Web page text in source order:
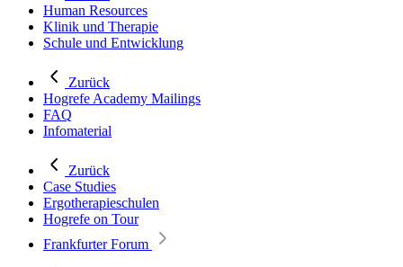
Human Resources
Klinik und Therapie
Schule und Entwicklung
Zurück
Hogrefe Academy Mailings
FAQ
Infomaterial
Zurück
Case Studies
Ergotherapieschulen
Hogrefe on Tour
Frankfurter Forum